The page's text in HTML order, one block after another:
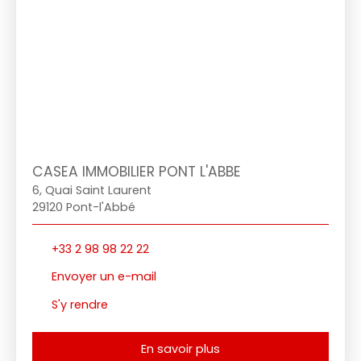
CASEA IMMOBILIER PONT L'ABBE
6, Quai Saint Laurent
29120 Pont-l'Abbé
+33 2 98 98 22 22
Envoyer un e-mail
S'y rendre
En savoir plus